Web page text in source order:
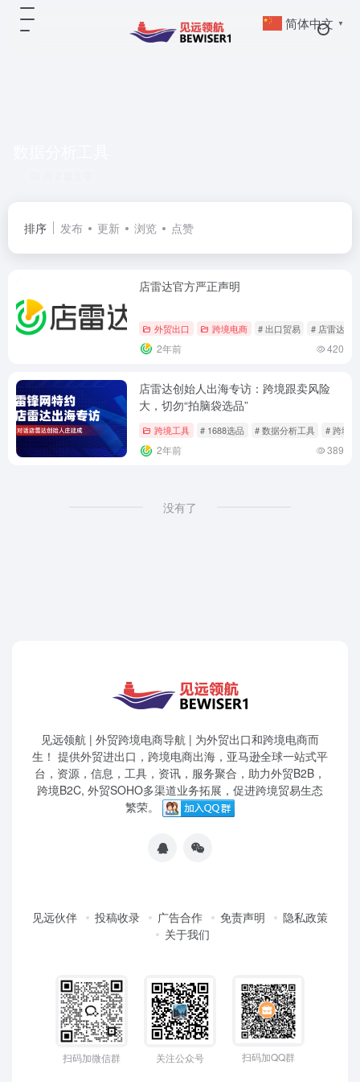
排序 发布 更新 浏览 点赞
店雷达官方严正声明
外贸出口 跨境电商 # 出口贸易 # 店雷达
2年前 420
店雷达创始人出海专访：跨境跟卖风险
大，切勿“拍脑袋选品”
跨境工具 # 1688选品 # 数据分析工具 # 跨境
2年前 389
没有了
见远领航 | 外贸跨境电商导航 | 为外贸出口和跨境电商而
生！ 提供外贸进出口，跨境电商出海，亚马逊全球一站式平
台，资源，信息，工具，资讯，服务聚合，助力外贸B2B，
跨境B2C, 外贸SOHO多渠道业务拓展，促进跨境贸易生态
繁荣。
见远伙伴 投稿收录 广告合作 免责声明
隐私政策
关于我们
扫码加微信群 关注公众号 扫码加QQ群
简体中文 ▼